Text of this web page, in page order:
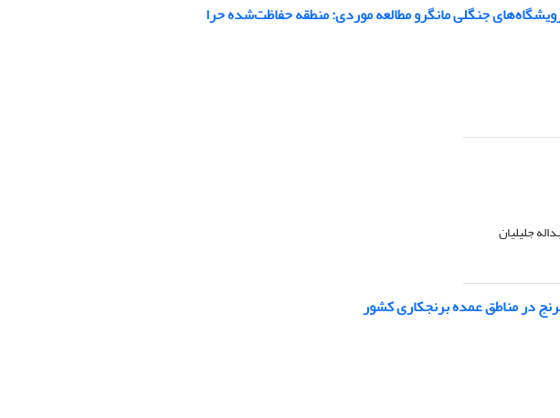
جنگلی مانگرو مطالعه موردی: منطقه حفاظت‌شده حرا
جلیلیان
در مناطق عمده برنجکاری کشور